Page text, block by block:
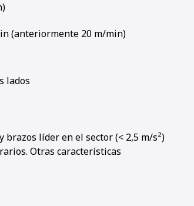
(anteriormente 20 m/min)
lados
brazos líder en el sector (< 2,5 m/s²)
Otras características